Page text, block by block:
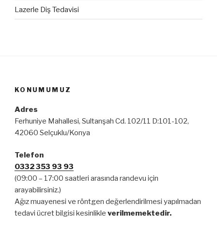
Lazerle Diş Tedavisi
KONUMUMUZ
Adres
Ferhuniye Mahallesi, Sultanşah Cd. 102/11 D:101-102,
42060 Selçuklu/Konya
Telefon
0332 353 93 93
(09:00 – 17:00 saatleri arasında randevu için
arayabilirsiniz.)
Ağız muayenesi ve röntgen değerlendirilmesi yapılmadan
tedavi ücret bilgisi kesinlikle verilmemektedir.